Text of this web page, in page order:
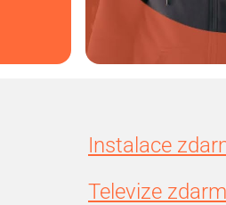
Instalace
Televize